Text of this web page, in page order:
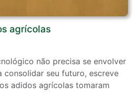
agrícolas
não precisa se envolver
consolidar seu futuro, escreve
adidos agrícolas tomaram